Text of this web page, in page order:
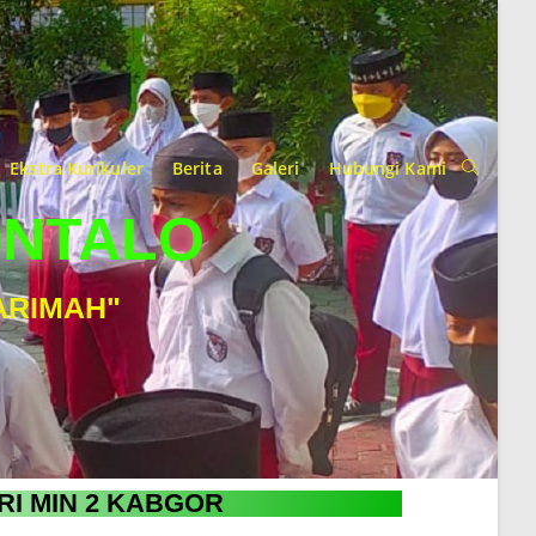
Ekstra Kurikuler Berita Galeri Hubungi Kami
MIN 2 KABGOR